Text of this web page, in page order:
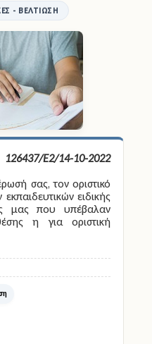
- ΒΕΛΤΊΩΣΗ
Ε2/14-10-2022
σας, τον οριστικό
ειδικής
μας που υπέβαλαν
η για οριστική